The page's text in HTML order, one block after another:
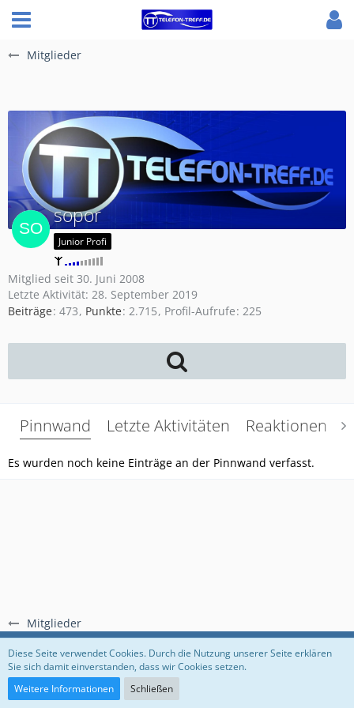
Mitglieder
Mitglieder
sopor
Junior Profi
Mitglied seit 30. Juni 2008
Letzte Aktivität: 28. September 2019
Beiträge 473 Punkte 2.715 Profil-Aufrufe 225
Pinnwand Letzte Aktivitäten Reaktionen
Es wurden noch keine Einträge an der Pinnwand verfasst.
Regeln Datenschutzerklärung Impressum
Community-Software:
Diese Seite verwendet Cookies. Durch die Nutzung unserer Seite erklären
Sie sich damit einverstanden, dass wir Cookies setzen.
Weitere Informationen
Schließen